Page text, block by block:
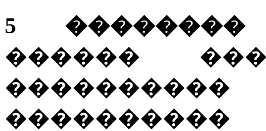
5 ��������
������